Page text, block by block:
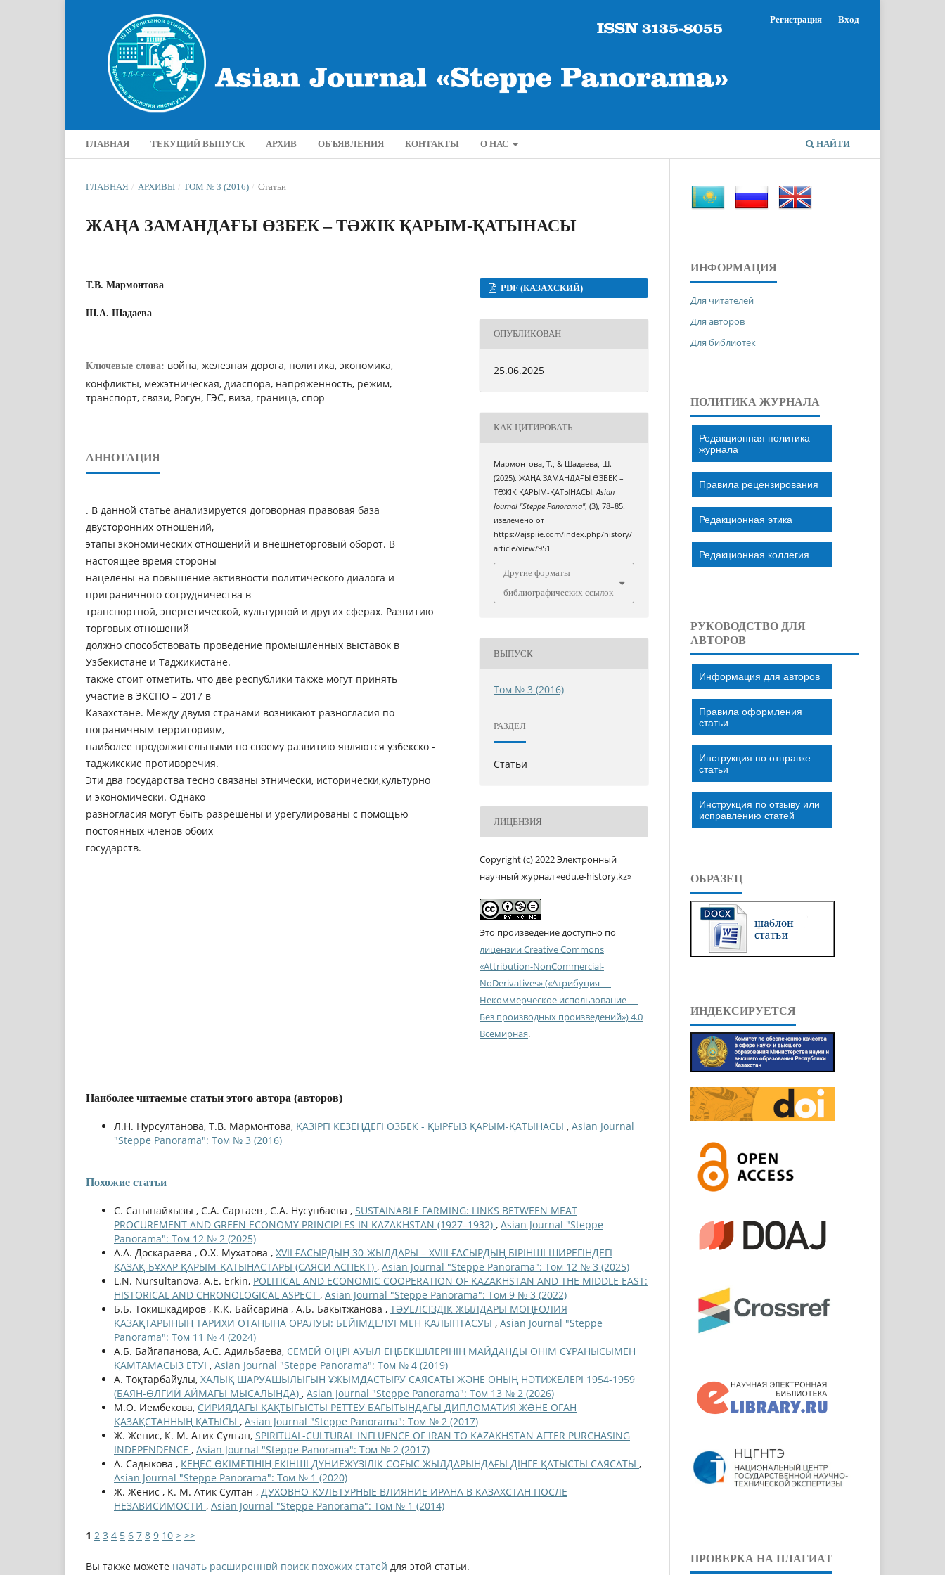
ГЛАВНАЯ ТЕКУЩИЙ ВЫПУСК АРХИВ ОБЪЯВЛЕНИЯ КОНТАКТЫ О НАС НАЙТИ
Регистрация Вход
ГЛАВНАЯ / АРХИВЫ / ТОМ № 3 (2016) / Статьи
ЖАҢА ЗАМАНДАҒЫ ӨЗБЕК – ТƏЖІК ҚАРЫМ-ҚАТЫНАСЫ
Т.В. Мармонтова
Ш.А. Шадаева
Ключевые слова: война, железная дорога, политика, экономика,
конфликты, межэтническая, диаспора, напряженность, режим,
транспорт, связи, Рогун, ГЭС, виза, граница, спор
АННОТАЦИЯ
. В данной статье анализируется договорная правовая база
двусторонних отношений,
этапы экономических отношений и внешнеторговый оборот. В
настоящее время стороны
нацелены на повышение активности политического диалога и
приграничного сотрудничества в
транспортной, энергетической, культурной и других сферах. Развитию
торговых отношений
должно способствовать проведение промышленных выставок в
Узбекистане и Таджикистане.
также стоит отметить, что две республики также могут принять
участие в ЭКСПО – 2017 в
Казахстане. Между двумя странами возникают разногласия по
пограничным территориям,
наиболее продолжительными по своему развитию являются узбекско -
таджикские противоречия.
Эти два государства тесно связаны этнически, исторически,культурно
и экономически. Однако
разногласия могут быть разрешены и урегулированы с помощью
постоянных членов обоих
государств.
PDF (КАЗАХСКИЙ)
ОПУБЛИКОВАН
25.06.2025
КАК ЦИТИРОВАТЬ
Мармонтова, Т., & Шадаева, Ш.
(2025). ЖАҢА ЗАМАНДАҒЫ ӨЗБЕК –
ТƏЖІК ҚАРЫМ-ҚАТЫНАСЫ.Asian
Journal "Steppe Panorama", (3), 78–85.
извлечено от
https://ajspiie.com/index.php/history/
article/view/951
Другие форматы
библиографических ссылок
ВЫПУСК
Том № 3 (2016)
РАЗДЕЛ
Статьи
ЛИЦЕНЗИЯ
Copyright (c) 2022 Электронный
научный журнал «edu.e-history.kz»
Это произведение доступно по
лицензии Creative Commons
«Attribution-NonCommercial-
NoDerivatives» («Атрибуция —
Некоммерческое использование —
Без производных произведений») 4.0
Всемирная.
Наиболее читаемые статьи этого автора (авторов)
Л.Н. Нурсултанова, Т.В. Мармонтова, ҚАЗІРГІ КЕЗЕҢДЕГІ ӨЗБЕК - ҚЫРҒЫЗ ҚАРЫМ-ҚАТЫНАСЫ , Asian Journal
"Steppe Panorama": Том № 3 (2016)
Похожие статьи
С. Сагынайкызы , С.A. Сартаев , С.A. Нусупбаева , SUSTAINABLE FARMING: LINKS BETWEEN MEAT
PROCUREMENT AND GREEN ECONOMY PRINCIPLES IN KAZAKHSTAN (1927–1932) , Asian Journal "Steppe
Panorama": Том 12 № 2 (2025)
А.А. Доскараева , О.Х. Мухатова , XVII ҒАСЫРДЫҢ 30-ЖЫЛДАРЫ – XVIIІ ҒАСЫРДЫҢ БІРІНШІ ШИРЕГІНДЕГІ
ҚАЗАҚ-БҰХАР ҚАРЫМ-ҚАТЫНАСТАРЫ (САЯСИ АСПЕКТ) , Asian Journal "Steppe Panorama": Том 12 № 3 (2025)
L.N. Nursultanova, A.E. Erkin, POLITICAL AND ECONOMIC COOPERATION OF KAZAKHSTAN AND THE MIDDLE EAST:
HISTORICAL AND CHRONOLOGICAL ASPECT , Asian Journal "Steppe Panorama": Том 9 № 3 (2022)
Б.Б. Токишкадиров , К.К. Байсарина , А.Б. Бакытжанова , ТӘУЕЛСІЗДІК ЖЫЛДАРЫ МОҢҒОЛИЯ
ҚАЗАҚТАРЫНЫҢ ТАРИХИ ОТАНЫНА ОРАЛУЫ: БЕЙІМДЕЛУІ МЕН ҚАЛЫПТАСУЫ , Asian Journal "Steppe
Panorama": Том 11 № 4 (2024)
А.Б. Байгапанова, А.С. Адильбаева, СЕМЕЙ ӨҢІРІ АУЫЛ ЕҢБЕКШІЛЕРІНІҢ МАЙДАНДЫ ӨНІМ СҰРАНЫСЫМЕН
ҚАМТАМАСЫЗ ЕТУІ , Asian Journal "Steppe Panorama": Том № 4 (2019)
А. Тоқтарбайұлы, ХАЛЫҚ ШАРУАШЫЛЫҒЫН ҰЖЫМДАСТЫРУ САЯСАТЫ ЖӘНЕ ОНЫҢ НӘТИЖЕЛЕРІ 1954-1959
(БАЯН-ӨЛГИЙ АЙМАҒЫ МЫСАЛЫНДА) , Asian Journal "Steppe Panorama": Том 13 № 2 (2026)
М.О. Иембекова, СИРИЯДАҒЫ ҚАҚТЫҒЫСТЫ РЕТТЕУ БАҒЫТЫНДАҒЫ ДИПЛОМАТИЯ ЖƏНЕ ОҒАН
ҚАЗАҚСТАННЫҢ ҚАТЫСЫ , Asian Journal "Steppe Panorama": Том № 2 (2017)
Ж. Женис, К. М. Атик Султан, SPIRITUAL-CULTURAL INFLUENCE OF IRAN TO KAZAKHSTAN AFTER PURCHASING
INDEPENDENCE , Asian Journal "Steppe Panorama": Том № 2 (2017)
А. Садыкова , КЕҢЕС ӨКІМЕТІНІҢ ЕКІНШІ ДҮНИЕЖҮЗІЛІК СОҒЫС ЖЫЛДАРЫНДАҒЫ ДІНГЕ ҚАТЫСТЫ САЯСАТЫ ,
Asian Journal "Steppe Panorama": Том № 1 (2020)
Ж. Женис , К. М. Атик Султан , ДУХОВНО-КУЛЬТУРНЫЕ ВЛИЯНИЕ ИРАНА В КАЗАХСТАН ПОСЛЕ
НЕЗАВИСИМОСТИ , Asian Journal "Steppe Panorama": Том № 1 (2014)
1 2 3 4 5 6 7 8 9 10 > >>
Вы также можете начать расширеннвй поиск похожих статей для этой статьи.
ИНФОРМАЦИЯ
Для читателей
Для авторов
Для библиотек
ПОЛИТИКА ЖУРНАЛА
Редакционная политика
журнала
Правила рецензирования
Редакционная этика
Редакционная коллегия
РУКОВОДСТВО ДЛЯ
АВТОРОВ
Информация для авторов
Правила оформления
статьи
Инструкция по отправке
статьи
Инструкция по отзыву или
исправлению статей
ОБРАЗЕЦ
ИНДЕКСИРУЕТСЯ
ПРОВЕРКА НА ПЛАГИАТ